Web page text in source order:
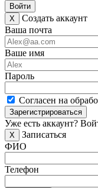
Войти
X
Создать аккаунт
Ваша почта
Ваше имя
Пароль
Согласен на
Зарегистрироваться
Уже есть аккаунт?
X
Записаться
ФИО
Телефон